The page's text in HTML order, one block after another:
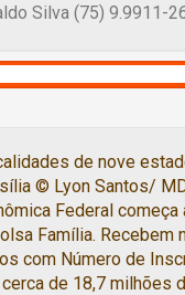
Silva (75) 9.9911-
de nove
© Lyon Santos/
Federal começa
Família. Recebem
com Número de
de 18,7 milhões